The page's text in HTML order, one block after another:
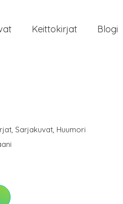
Keittokirjat Blogi
, Sarjakuvat, Huumori